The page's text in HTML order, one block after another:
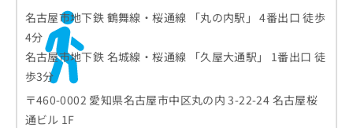
名古屋市地下鉄 鶴舞線・桜通線 「丸の内駅」 4番出口 徒歩
4分
名古屋市地下鉄 名城線・桜通線 「久屋大通駅」 1番出口 徒
歩3分
〒460-0002 愛知県名古屋市中区丸の内 3-22-24 名古屋桜
通ビル 1F